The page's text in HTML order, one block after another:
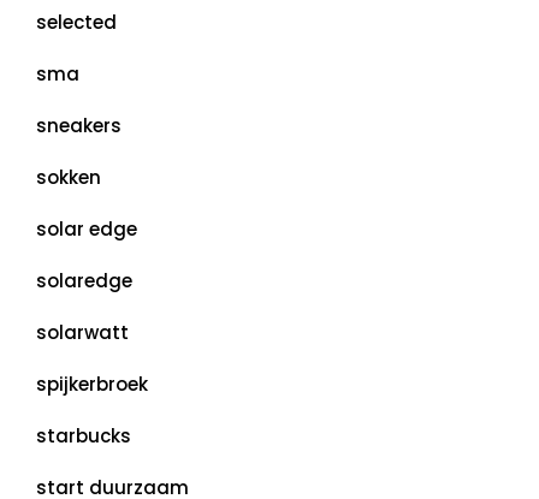
selected
sma
sneakers
sokken
solar edge
solaredge
solarwatt
spijkerbroek
starbucks
start duurzaam